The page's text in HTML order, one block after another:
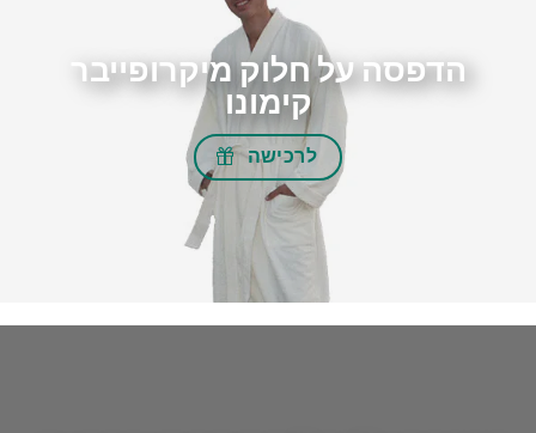
הדפסה על חלוק מיקרופייבר
קימונו
לרכישה